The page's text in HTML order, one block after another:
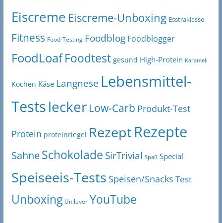
Eiscreme Eiscreme-Unboxing Esstraklasse
Fitness Food-Testing Foodblog Foodblogger
FoodLoaf Foodtest gesund High-Protein Karamell
Kochen Käse Langnese Lebensmittel-
Testslecker Low-Carb Produkt-Test
Protein proteinriegel RezeptRezepte
SahneSchokolade SirTrivial Spaß Special
Speiseeis-Tests Speisen/Snacks Test
Unboxing Unilever YouTube